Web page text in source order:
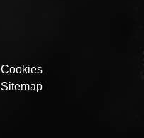
Cookies
Sitemap